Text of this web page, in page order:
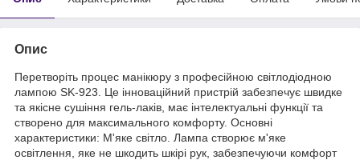
Опис
Перетворіть процес манікюру з професійною світлодіодною
лампою SK-923. Це інноваційний пристрій забезпечує швидке
та якісне сушіння гель-лаків, має інтелектуальні функції та
створено для максимального комфорту. Основні
характеристики: М'яке світло. Лампа створює м'яке
освітлення, яке не шкодить шкірі рук, забезпечуючи комфорт